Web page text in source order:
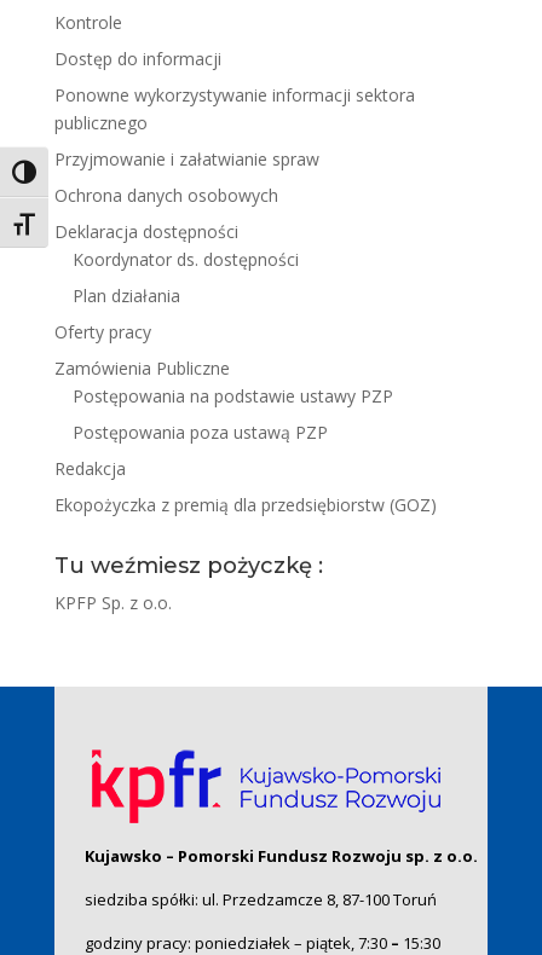
Toggle High Contrast
Toggle Font size
Kontrole
Dostęp do informacji
Ponowne wykorzystywanie informacji sektora
publicznego
Przyjmowanie i załatwianie spraw
Ochrona danych osobowych
Deklaracja dostępności
Koordynator ds. dostępności
Plan działania
Oferty pracy
Zamówienia Publiczne
Postępowania na podstawie ustawy PZP
Postępowania poza ustawą PZP
Redakcja
Ekopożyczka z premią dla przedsiębiorstw (GOZ)
Tu weźmiesz pożyczkę :
KPFP Sp. z o.o.
Kujawsko – Pomorski Fundusz Rozwoju sp. z o.o.
siedziba spółki: ul. Przedzamcze 8, 87-100 Toruń
godziny pracy: poniedziałek – piątek, 7:30– 15:30